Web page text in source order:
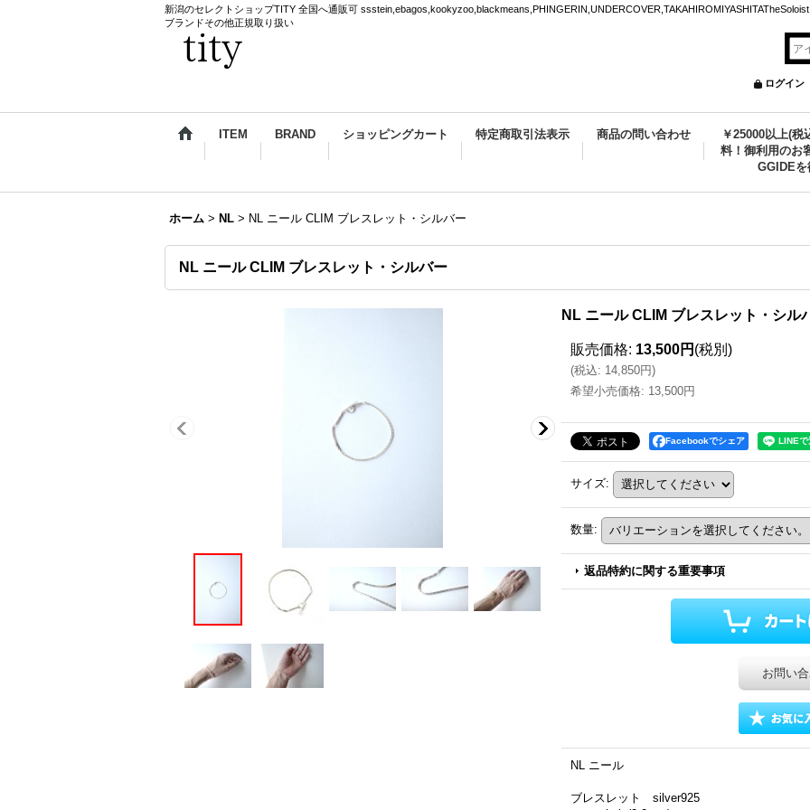
新潟のセレクトショップTITY 全国へ通販可
ブランドその他正規取り扱い
ログイン
ITEM BRAND ショッピングカート 特定商取引法表示 商品の問い合わせ
￥25000以上(税
料！御利用のお
GGIDE
ホーム > NL > NL ニール CLIM ブレスレット・シルバー
NL ニール CLIM ブレスレット・シルバー
NL ニール CLIM ブレスレット・シ
販売価格: 13,500円 (税別)
(税込: 14,850円)
希望小売価格: 13,500円
Facebookでシェア
サイズ:
数量:
返品特約に関する重要事項
お問い
NL ニール
ブレスレット silver925